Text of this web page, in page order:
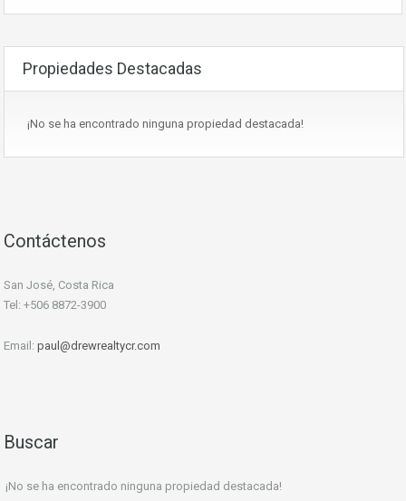
Propiedades Destacadas
¡No se ha encontrado ninguna propiedad destacada!
Contáctenos
San José, Costa Rica
Tel: +506 8872-3900
Email: paul@drewrealtycr.com
Buscar
¡No se ha encontrado ninguna propiedad destacada!